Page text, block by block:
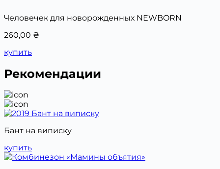
Человечек для новорожденных NEWBORN
260,00 ₴
купить
Рекомендации
Бант на виписку
купить